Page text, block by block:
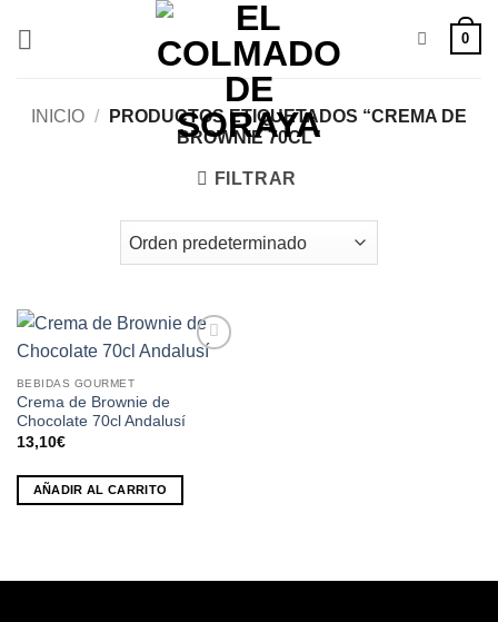
0
INICIO /
PRODUCTOS ETIQUETADOS “CREMA DE
BROWNIE 70CL”
FILTRAR
deseos
BEBIDAS GOURMET
Crema de Brownie de
Chocolate 70cl Andalusí
13,10€
AÑADIR AL CARRITO